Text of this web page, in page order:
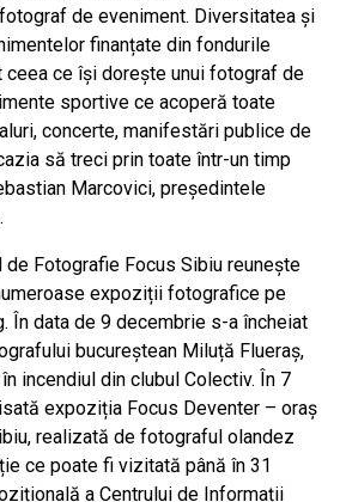
de eveniment. Diversitatea și
finanțate din fondurile
ce își dorește unui fotograf de
sportive ce acoperă toate
concerte, manifestări publice de
să treci prin toate într-un timp
Marcovici, președintele
Fotografie Focus Sibiu reunește
expoziții fotografice pe
În data de 9 decembrie s-a încheiat
bucureștean Miluță Flueraș,
incendiul din clubul Colectiv. În 7
expoziția Focus Deventer – oraș
realizată de fotograful olandez
ce poate fi vizitată până în 31
a Centrului de Informații